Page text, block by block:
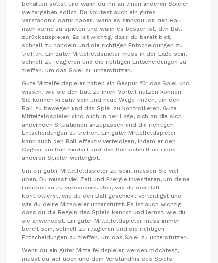
behalten sollst und wann du ihn an einen anderen Spieler
weitergeben sollst. Du solltest auch ein gutes
Verständnis dafür haben, wann es sinnvoll ist, den Ball
nach vorne zu spielen und wann es besser ist, den Ball
zurückzuspielen. Es ist wichtig, dass du bereit bist,
schnell zu handeln und die richtigen Entscheidungen zu
treffen. Ein guter Mittelfeldspieler muss in der Lage sein,
schnell zu reagieren und die richtigen Entscheidungen zu
treffen, um das Spiel zu unterstützen.
Gute Mittelfeldspieler haben ein Gespür für das Spiel und
wissen, wie sie den Ball zu ihren Vorteil nutzen können.
Sie können kreativ sein und neue Wege finden, um den
Ball zu bewegen und das Spiel zu kontrollieren. Gute
Mittelfeldspieler sind auch in der Lage, sich an die sich
ändernden Situationen anzupassen und die richtigen
Entscheidungen zu treffen. Ein guter Mittelfeldspieler
kann auch den Ball effektiv verteidigen, indem er den
Gegner am Ball hindert und den Ball schnell an einen
anderen Spieler weitergibt.
Um ein guter Mittelfeldspieler zu sein, müssen Sie viel
üben. Du musst viel Zeit und Energie investieren, um deine
Fähigkeiten zu verbessern. Übe, wie du den Ball
kontrollierst, wie du den Ball geschickt verteidigst und
wie du deine Mitspieler unterstützt. Es ist auch wichtig,
dass du die Regeln des Spiels kennst und lernst, wie du
sie anwendest. Ein guter Mittelfeldspieler muss immer
bereit sein, schnell zu reagieren und die richtigen
Entscheidungen zu treffen, um das Spiel zu unterstützen.
Wenn du ein guter Mittelfeldspieler werden möchtest,
musst du viel üben und dein Verständnis des Spiels